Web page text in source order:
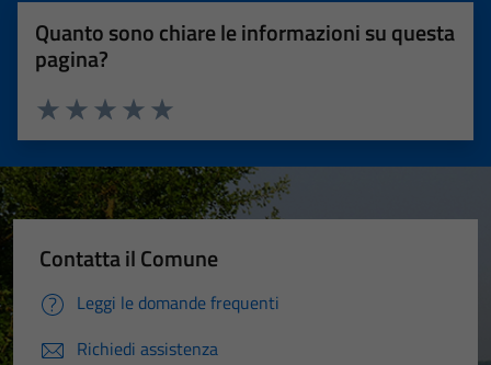
Quanto sono chiare le informazioni su questa
pagina?
Valuta 5 stelle su 5
Valuta 4 stelle su 5
Valuta 3 stelle su 5
Valuta 2 stelle su 5
Valuta 1 stelle su 5
Contatta il Comune
Leggi le domande frequenti
Richiedi assistenza